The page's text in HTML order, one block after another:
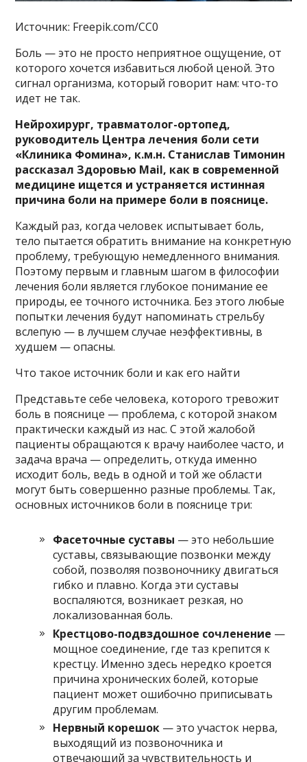
Источник: Freepik.com/CC0
Боль — это не просто неприятное ощущение, от
которого хочется избавиться любой ценой. Это
сигнал организма, который говорит нам: что-то
идет не так.
Нейрохирург, травматолог-ортопед,
руководитель Центра лечения боли сети
«Клиника Фомина», к.м.н. Станислав Тимонин
рассказал Здоровью Mail, как в современной
медицине ищется и устраняется истинная
причина боли на примере боли в пояснице.
Каждый раз, когда человек испытывает боль,
тело пытается обратить внимание на конкретную
проблему, требующую немедленного внимания.
Поэтому первым и главным шагом в философии
лечения боли является глубокое понимание ее
природы, ее точного источника. Без этого любые
попытки лечения будут напоминать стрельбу
вслепую — в лучшем случае неэффективны, в
худшем — опасны.
Что такое источник боли и как его найти
Представьте себе человека, которого тревожит
боль в пояснице — проблема, с которой знаком
практически каждый из нас. С этой жалобой
пациенты обращаются к врачу наиболее часто, и
задача врача — определить, откуда именно
исходит боль, ведь в одной и той же области
могут быть совершенно разные проблемы. Так,
основных источников боли в пояснице три:
Фасеточные суставы — это небольшие
суставы, связывающие позвонки между
собой, позволяя позвоночнику двигаться
гибко и плавно. Когда эти суставы
воспаляются, возникает резкая, но
локализованная боль.
Крестцово-подвздошное сочленение —
мощное соединение, где таз крепится к
крестцу. Именно здесь нередко кроется
причина хронических болей, которые
пациент может ошибочно приписывать
другим проблемам.
Нервный корешок — это участок нерва,
выходящий из позвоночника и
отвечающий за чувствительность и